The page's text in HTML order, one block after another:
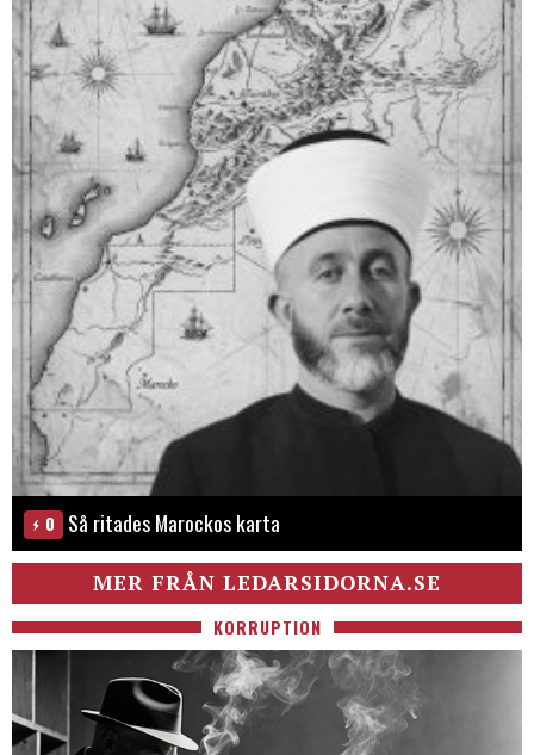
0 Så ritades Marockos karta
MER FRÅN LEDARSIDORNA.SE
KORRUPTION